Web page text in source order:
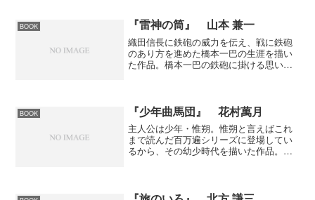
BOOK 『雷神の筒』 山本 兼一
織田信長に鉄砲の威力を伝え、戦に鉄砲
のあり方を進めた橋本一巴の生涯を描い
た作品。橋本一巴の鉄砲に掛ける思い、
激しい気性からするといつ...
BOOK 『少年曲馬団』 花村萬月
主人公は少年・惟朔。惟朔と言えばこれ
まで読んだ百万遍シリーズに登場してい
るから、その幼少時代を描いた作品。花
時代背景から懐かしい描写...